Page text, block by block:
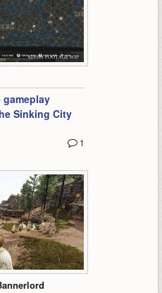
12:21
gameplay
Sinking City
1
23:42